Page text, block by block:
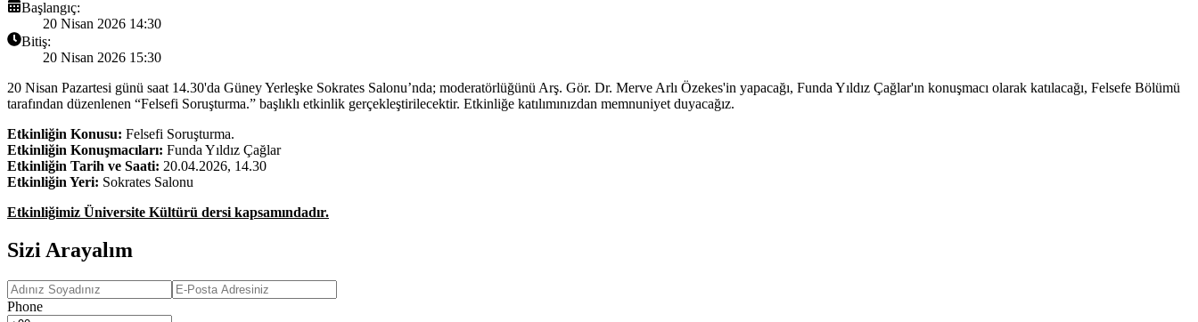
Başlangıç:
20 Nisan 2026 14:30
Bitiş:
20 Nisan 2026 15:30
20 Nisan Pazartesi günü saat 14.30'da Güney Yerleşke Sokrates Salonu’nda; moderatörlüğünü Arş. Gör. Dr. Merve Arlı Özekes'in yapacağı, Funda Yıldız Çağlar'ın konuşmacı olarak katılacağı, Felsefe Bölümü
tarafından düzenlenen “Felsefi Soruşturma.” başlıklı etkinlik gerçekleştirilecektir. Etkinliğe katılımınızdan memnuniyet duyacağız.
Etkinliğin Konusu: Felsefi Soruşturma.
Etkinliğin Konuşmacıları: Funda Yıldız Çağlar
Etkinliğin Tarih ve Saati: 20.04.2026, 14.30
Etkinliğin Yeri: Sokrates Salonu
Etkinliğimiz Üniversite Kültürü dersi kapsamındadır.
Sizi Arayalım
Phone